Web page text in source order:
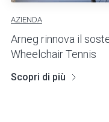
AZIENDA
Arneg rinnova il
Wheelchair Tennis
Scopri di più